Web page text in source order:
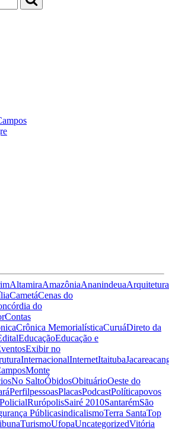
AltamiraAmazôniaAnanindeuaArquitetura
CametáCenas do
do
Contas
Crônica MemorialísticaCuruáDireto da
EducaçãoEducação e
Exibir no
InternacionalInternetItaituba
Monte
No SaltoÓbidosObituárioOeste do
PerfilpessoasPlacasPodcastPolíticapovos
RurópolisSairé 2010SantarémSão
PúblicasindicalismoTerra SantaTop
TurismoUfopaUncategorizedVitória